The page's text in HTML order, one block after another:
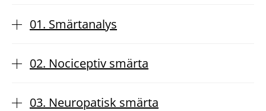
01. Smärtanalys
02. Nociceptiv smärta
03. Neuropatisk smärta